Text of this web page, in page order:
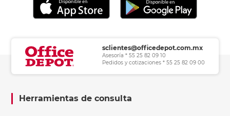
sclientes@officedepot.com.mx
Asesoría * 55 25 82 09 10
Pedidos y cotizaciones * 55 25 82 09 00
Herramientas de consulta